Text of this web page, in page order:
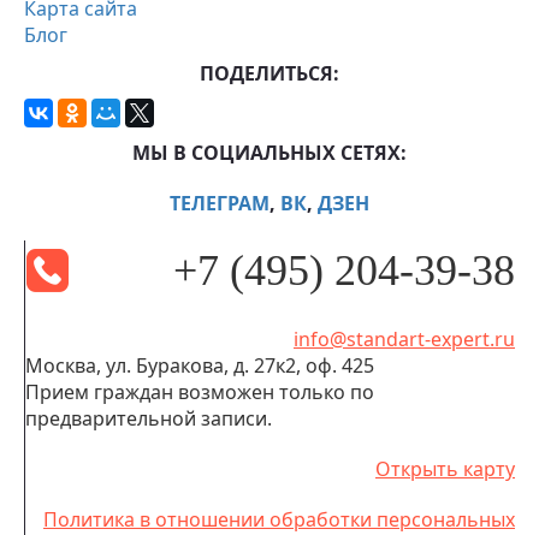
Карта сайта
Блог
ПОДЕЛИТЬСЯ:
МЫ В СОЦИАЛЬНЫХ СЕТЯХ:
ТЕЛЕГРАМ, ВК, ДЗЕН
+7 (495) 204-39-38
info@standart-expert.ru
Москва, ул. Буракова, д. 27к2, оф. 425
Прием граждан возможен только по
предварительной записи.
Открыть карту
Политика в отношении обработки персональных